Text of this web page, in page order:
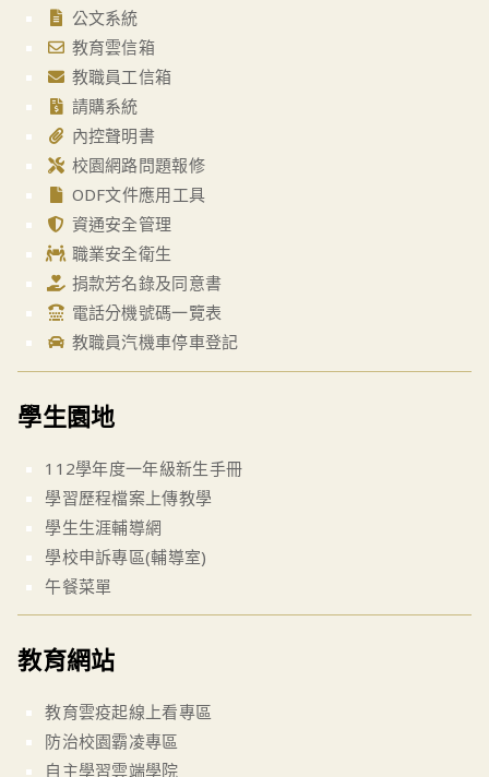
公文系統
教育雲信箱
教職員工信箱
請購系統
內控聲明書
校園網路問題報修
ODF文件應用工具
資通安全管理
職業安全衛生
捐款芳名錄及同意書
電話分機號碼一覽表
教職員汽機車停車登記
學生園地
112學年度一年級新生手冊
學習歷程檔案上傳教學
學生生涯輔導網
學校申訴專區(輔導室)
午餐菜單
教育網站
教育雲疫起線上看專區
防治校園霸凌專區
自主學習雲端學院